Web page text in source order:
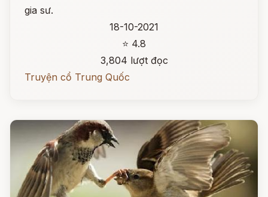
gia sư.
18-10-2021
⭐ 4.8
3,804 lượt đọc
Truyện cổ Trung Quốc